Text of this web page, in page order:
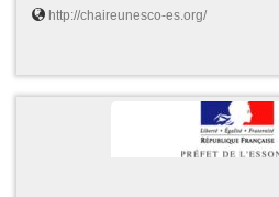
http://chaireunesco-es.org/